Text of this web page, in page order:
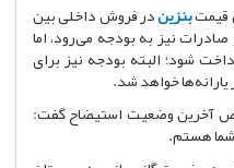
قیمتبنزیندر فروش داخلی بین
نیز به بودجه می‌رود، اما
شود؛ البته بودجه نیز برای
خواهد شد.
آخرین وضعیت استیضاح گفت:
هستم.